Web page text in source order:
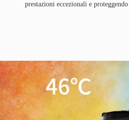
prestazioni eccezionali e